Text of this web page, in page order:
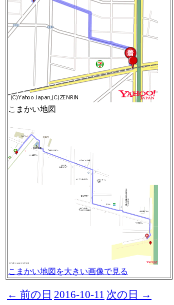
こまかい地図
こまかい地図を大きい画像で見る
← 前の日 2016-10-11 次の日 →